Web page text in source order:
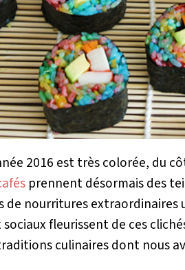
2016 est très colorée, du
prennent désormais des
de nourritures extraordinaires
sociaux fleurissent de ces
culinaires dont nous